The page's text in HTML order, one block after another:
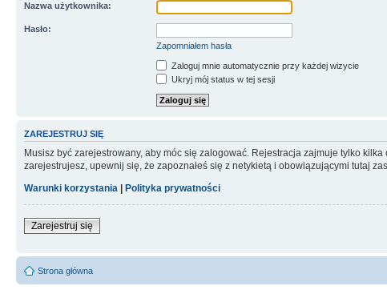
Nazwa użytkownika:
Hasło:
Zapomniałem hasła
Zaloguj mnie automatycznie przy każdej wizycie
Ukryj mój status w tej sesji
ZAREJESTRUJ SIĘ
Musisz być zarejestrowany, aby móc się zalogować. Rejestracja zajmuje tylko
zarejestrujesz, upewnij się, że zapoznałeś się z netykietą i obowiązującymi tutaj
Warunki korzystania | Polityka prywatności
Zarejestruj się
Strona główna